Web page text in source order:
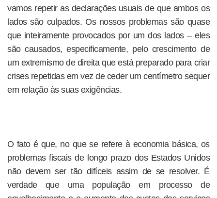
vamos repetir as declarações usuais de que ambos os
lados são culpados. Os nossos problemas são quase
que inteiramente provocados por um dos lados – eles
são causados, especificamente, pelo crescimento de
um extremismo de direita que está preparado para criar
crises repetidas em vez de ceder um centímetro sequer
em relação às suas exigências.
O fato é que, no que se refere à economia básica, os
problemas fiscais de longo prazo dos Estados Unidos
não devem ser tão difíceis assim de se resolver. É
verdade que uma população em processo de